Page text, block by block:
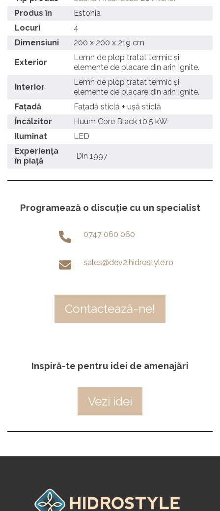
Produs în
Estonia
Locuri
4
Dimensiuni
200 x 200 x 219 cm
Exterior
Lemn de plop tratat termic și
elemente de placare din arin Ignite.
Interior
Lemn de plop tratat termic și
elemente de placare din arin Ignite.
Fațadă
Fațadă sticlă + ușă sticlă
Încălzitor
Huum Core Black 10.5 kW
Iluminat
LED
Experiența
în piață
Din 1997
Programează o discuție cu un specialist
0747 060 060
sales@dev2.hidrostyle.ro
Contactează-ne!
Inspiră-te pentru idei de amenajări
Vezi idei